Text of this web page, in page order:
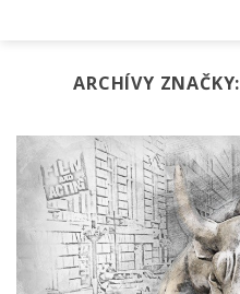
ARCHÍVY ZNAČKY: